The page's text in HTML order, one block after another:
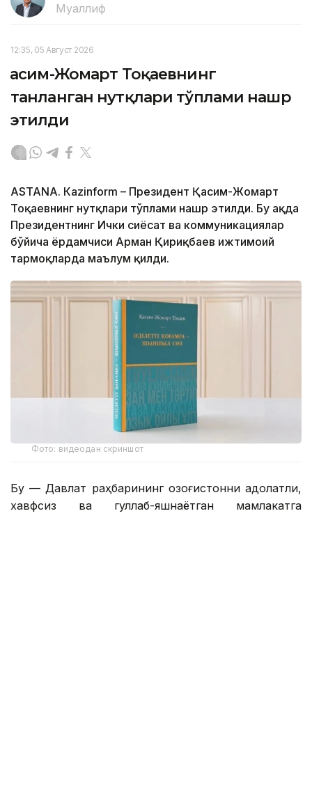
Муаллиф
12:35, 05 Август 2026
Қасим-Жомарт Тоқаевнинг
танланган нутқлари тўплами нашр
этилди
ASTANА. Кazinform – Президент Қасим-Жомарт
Тоқаевнинг нутқлари тўплами нашр этилди. Бу ҳақда
Президентнинг Ички сиёсат ва коммуникациялар
бўйича ёрдамчиси Арман Қириқбаев ижтимоий
тармоқларда маълум қилди.
Фото: видеодан скриншот
Бу — Давлат раҳбарининг Қозоғистонни адолатли,
хавфсиз ва гуллаб-яшнаётган мамлакатга